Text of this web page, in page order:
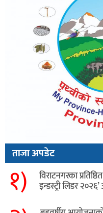
ताजा अपडेट
१) विराटनगरका
इन्डस्ट्री लिडर